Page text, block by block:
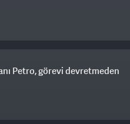
Petro, görevi devretmeden